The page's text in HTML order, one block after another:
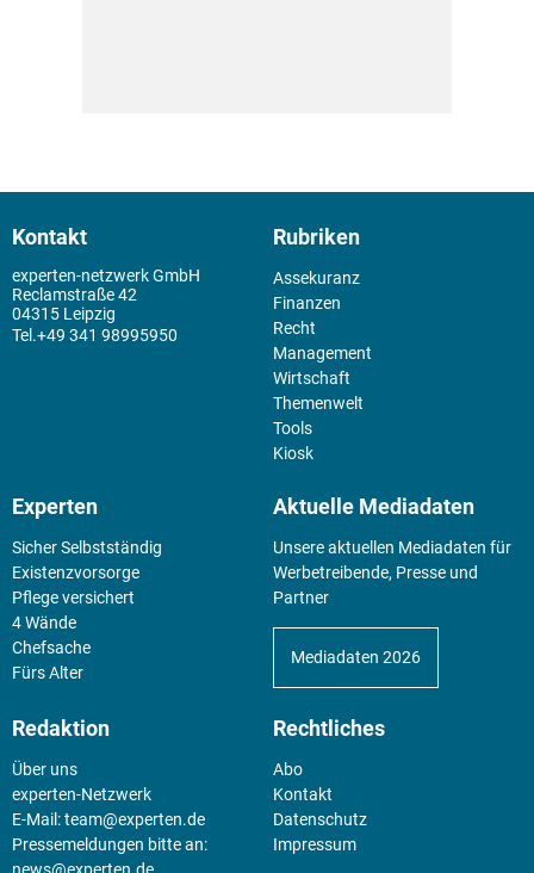
Kontakt
experten-netzwerk GmbH
Reclamstraße 42
04315 Leipzig
+49 341 98995950
Rubriken
Assekuranz
Finanzen
Recht
Management
Wirtschaft
Themenwelt
Tools
Kiosk
Experten
Sicher Selbstständig
Existenz­vorsorge
Pflege versichert
4 Wände
Chefsache
Fürs Alter
Aktuelle Mediadaten
Unsere aktuellen Mediadaten für
Werbetreibende, Presse und
Partner
Mediadaten 2026
Redaktion
Über uns
experten-Netzwerk
E-Mail:team@experten.de
Pressemeldungen bitte an:
news@experten.de
Rechtliches
Abo
Kontakt
Datenschutz
Impressum